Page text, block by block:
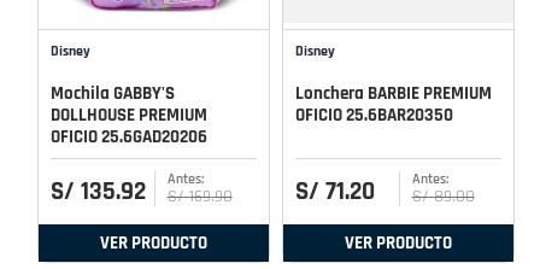
Disney
Mochila GABBY'S
DOLLHOUSE PREMIUM
OFICIO 25.6GAD20206
S/ 135.92 S/ 169.90
VER PRODUCTO
Disney
Lonchera BARBIE PREMIUM
OFICIO 25.6BAR20350
S/ 71.20 S/ 89.00
VER PRODUCTO